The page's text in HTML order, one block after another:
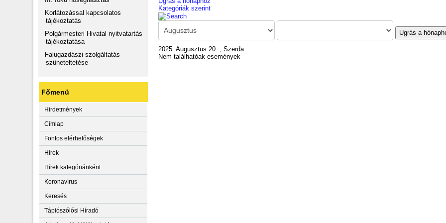
Korlátozással kapcsolatos
tájékoztatás
Polgármesteri Hivatal nyitvatartás
tájékoztatása
Falugazdászi szolgáltatás
szüneteltetése
Főmenü
Hirdetmények
Címlap
Fontos elérhetőségek
Hírek
Hírek kategóriánként
Koronavírus
Keresés
Tápiószőlősi Híradó
Kategóriák szerint
Ugrás a
2025. Augusztus 20. , Szerda
Nem találhatóak események